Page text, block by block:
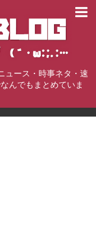
ュース・時事ネタ・速
んでもまとめていま